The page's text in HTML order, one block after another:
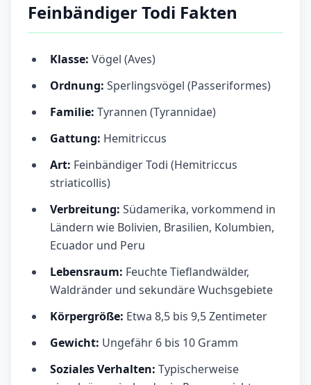
Feinbändiger Todi Fakten
Klasse: Vögel (Aves)
Ordnung: Sperlingsvögel (Passeriformes)
Familie: Tyrannen (Tyrannidae)
Gattung: Hemitriccus
Art: Feinbändiger Todi (Hemitriccus
striaticollis)
Verbreitung: Südamerika, vorkommend in
Ländern wie Bolivien, Brasilien, Kolumbien,
Ecuador und Peru
Lebensraum: Feuchte Tieflandwälder,
Waldränder und sekundäre Wuchsgebiete
Körpergröße: Etwa 8,5 bis 9,5 Zentimeter
Gewicht: Ungefähr 6 bis 10 Gramm
Soziales Verhalten: Typischerweise